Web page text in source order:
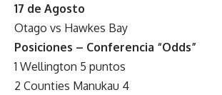
17 de Agosto
Otago vs Hawkes Bay
Posiciones – Conferencia “Odds”
1 Wellington 5 puntos
2 Counties Manukau 4